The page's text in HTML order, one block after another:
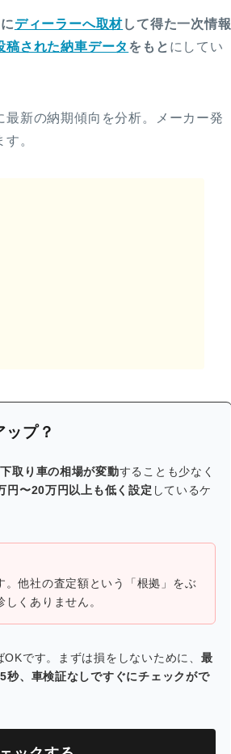
ディーラーへ取材して得た一次情報
稿された納車データ をもと にしてい
新の納期傾向を分析。メーカー発
す。
プ？
下取り車の相場が変動することも少なく
円〜20万円以上も低く設定 しているケ
。他社の査定額という「根拠」をぶ
くありません。
です。まずは損をしないために、 最
秒、車検証なしですぐにチェックがで